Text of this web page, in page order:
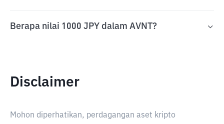
Berapa nilai 1000 JPY dalam AVNT?
Disclaimer
Mohon diperhatikan, perdagangan aset kripto